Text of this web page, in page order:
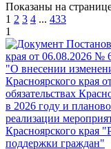
Показаны на
1 2 3 4 ... 433
1
края от 06.08.2026 №
"О внесении
Красноярского края
обязательствах
в 2026 году и
реализации
Красноярского края
поддержки граждан"